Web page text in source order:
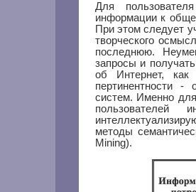
Для
информации к
При этом следует
творческого
последнюю.
запросы и
об Интернет, как
пертинентности -
систем. Именно
пользователей
методы
Mining).